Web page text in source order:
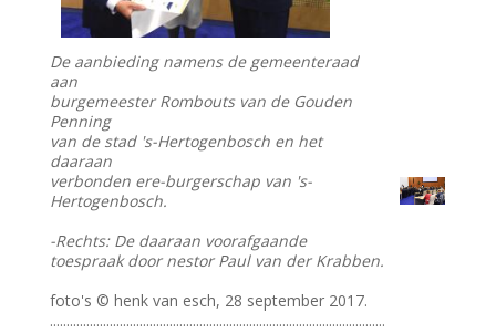
De aanbieding namens de gemeenteraad
aan
burgemeester Rombouts van de Gouden
Penning
van de stad 's-Hertogenbosch en het
daaraan
verbonden ere-burgerschap van 's-
Hertogenbosch.
-Rechts: De daaraan voorafgaande
toespraak door nestor Paul van der Krabben.
foto's © henk van esch, 28 september 2017.
.....................................................................................................